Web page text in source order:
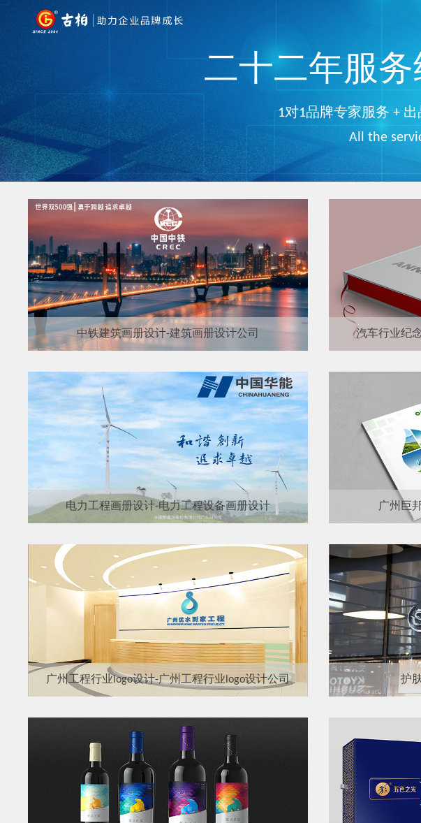
二十二年服务
1对1品牌专家服务 +
All the
中铁建筑画册设计-建筑画册设计公司 汽车行业纪
电力工程画册设计-电力工程设备画册设计 广州巨
广州工程行业logo设计-广州工程行业logo设计公司 护